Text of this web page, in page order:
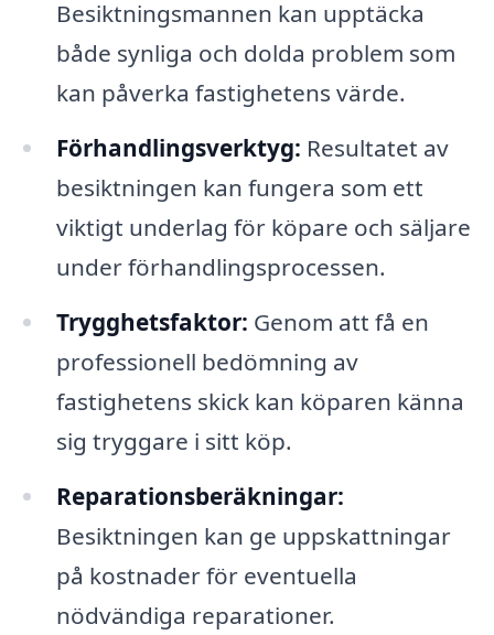
Besiktningsmannen kan upptäcka
både synliga och dolda problem som
kan påverka fastighetens värde.
Förhandlingsverktyg: Resultatet av
besiktningen kan fungera som ett
viktigt underlag för köpare och säljare
under förhandlingsprocessen.
Trygghetsfaktor: Genom att få en
professionell bedömning av
fastighetens skick kan köparen känna
sig tryggare i sitt köp.
Reparationsberäkningar:
Besiktningen kan ge uppskattningar
på kostnader för eventuella
nödvändiga reparationer.